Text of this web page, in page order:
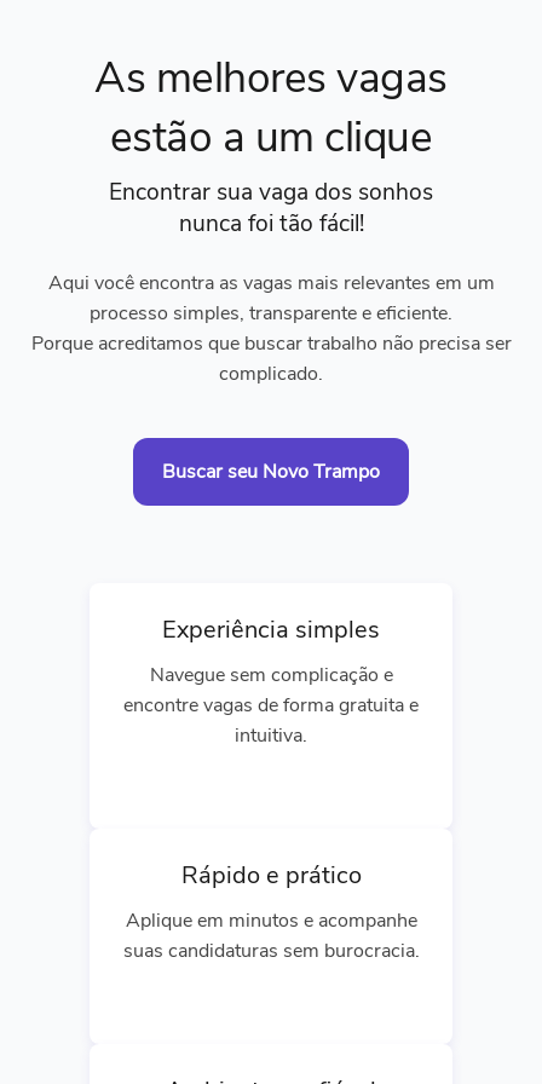
As melhores vagas
estão a um clique
Encontrar sua vaga dos sonhos
nunca foi tão fácil!
Aqui você encontra as vagas mais relevantes em um
processo simples, transparente e eficiente.
Porque acreditamos que buscar trabalho não precisa ser
complicado.
Buscar seu Novo Trampo
Experiência simples
Navegue sem complicação e
encontre vagas de forma gratuita e
intuitiva.
Rápido e prático
Aplique em minutos e acompanhe
suas candidaturas sem burocracia.